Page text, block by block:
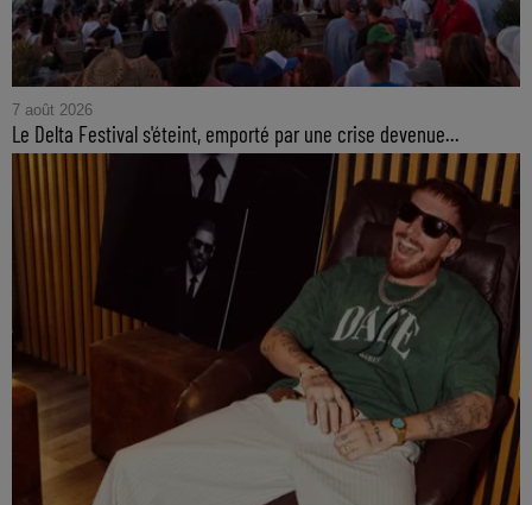
7 août 2026
Le Delta Festival s'éteint, emporté par une crise devenue...